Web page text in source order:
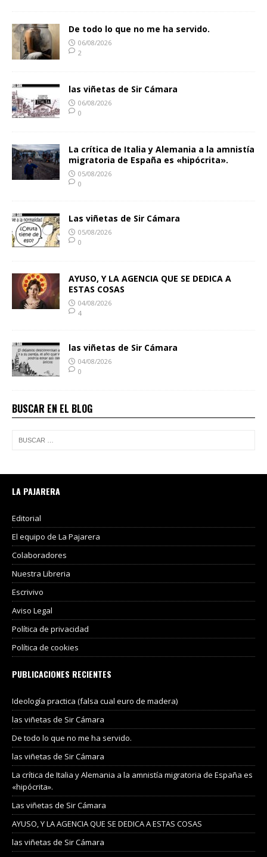
De todo lo que no me ha servido.
06/08/2026
2
las viñetas de Sir Cámara
06/08/2026
0
La crítica de Italia y Alemania a la amnistía
migratoria de España es «hipócrita».
05/08/2026
0
Las viñetas de Sir Cámara
05/08/2026
0
AYUSO, Y LA AGENCIA QUE SE DEDICA A
ESTAS COSAS
04/08/2026
4
las viñetas de Sir Cámara
04/08/2026
0
BUSCAR EN EL BLOG
LA PAJARERA
Editorial
El equipo de La Pajarera
Colaboradores
Nuestra Libreria
Escrivivo
Aviso Legal
Política de privacidad
Política de cookies
PUBLICACIONES RECIENTES
Ideología practica (falsa cual euro de madera)
las viñetas de Sir Cámara
De todo lo que no me ha servido.
las viñetas de Sir Cámara
La crítica de Italia y Alemania a la amnistía migratoria de España es
«hipócrita».
Las viñetas de Sir Cámara
AYUSO, Y LA AGENCIA QUE SE DEDICA A ESTAS COSAS
las viñetas de Sir Cámara